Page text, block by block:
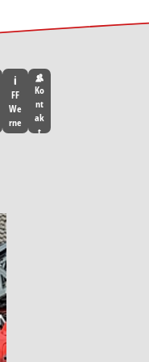
FF
We
rne
Ko
nt
ak
t